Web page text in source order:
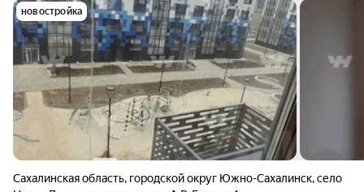
новостройка
Сахалинская область, городской округ Южно-Сахалинск,село